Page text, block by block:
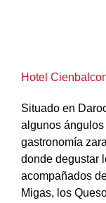
Hotel
Situado en
algunos
gastronomía
donde degustar
acompañados
Migas, los